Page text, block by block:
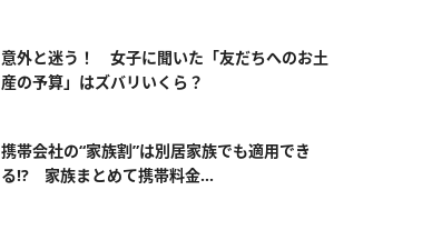
意外と迷う！ 女子に聞いた「友だちへのお土
産の予算」はズバリいくら？
携帯会社の“家族割”は別居家族でも適用でき
る!? 家族まとめて携帯料金...